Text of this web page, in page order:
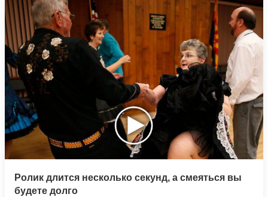
Ролик длится несколько секунд, а смеяться вы
будете долго